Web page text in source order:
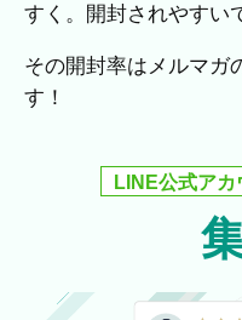
すく。開封されやすい
その開封率はメルマガ
す！
LINE公式ア